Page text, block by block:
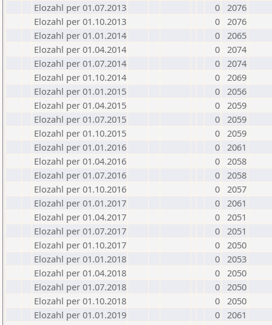
Elozahl per 01.07.2013
0 2076
Elozahl per 01.10.2013
0 2076
Elozahl per 01.01.2014
0 2065
Elozahl per 01.04.2014
0 2074
Elozahl per 01.07.2014
0 2074
Elozahl per 01.10.2014
0 2069
Elozahl per 01.01.2015
0 2056
Elozahl per 01.04.2015
0 2059
Elozahl per 01.07.2015
0 2059
Elozahl per 01.10.2015
0 2059
Elozahl per 01.01.2016
0 2061
Elozahl per 01.04.2016
0 2058
Elozahl per 01.07.2016
0 2058
Elozahl per 01.10.2016
0 2057
Elozahl per 01.01.2017
0 2061
Elozahl per 01.04.2017
0 2051
Elozahl per 01.07.2017
0 2051
Elozahl per 01.10.2017
0 2050
Elozahl per 01.01.2018
0 2053
Elozahl per 01.04.2018
0 2050
Elozahl per 01.07.2018
0 2050
Elozahl per 01.10.2018
0 2050
Elozahl per 01.01.2019
0 2061